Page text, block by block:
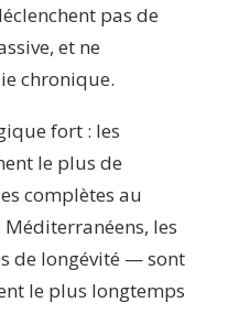
pas de
et ne
chronique.
fort : les
le plus de
complètes au
les
de longévité — sont
le plus longtemps